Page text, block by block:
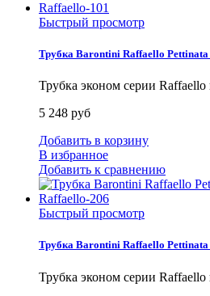
Быстрый просмотр
Трубка Barontini Raffaello Pettinata
Трубка эконом серии Raffaello
5 248 руб
Добавить в корзину
В избранное
Добавить к сравнению
Быстрый просмотр
Трубка Barontini Raffaello Pettinata
Трубка эконом серии Raffaello